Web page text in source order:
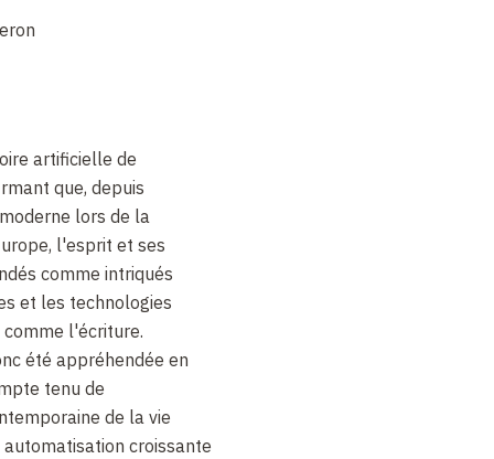
artificielle de
que, depuis
lors de la
l'esprit et ses
comme intriqués
et les technologies
l'écriture.
été appréhendée en
tenu de
de la vie
croissante